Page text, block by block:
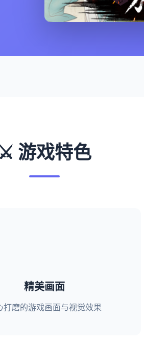
⚔️ 游戏特色
精美画面
打磨的游戏画面与视觉效果